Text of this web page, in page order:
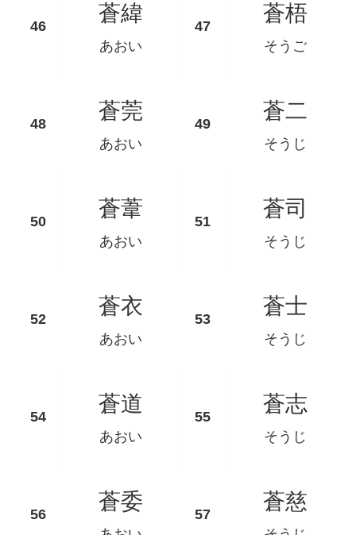
蒼緯
あおい
蒼梧
そうご
蒼莞
あおい
蒼二
そうじ
蒼葦
あおい
蒼司
そうじ
蒼衣
あおい
蒼士
そうじ
蒼道
あおい
蒼志
そうじ
蒼委 蒼慈